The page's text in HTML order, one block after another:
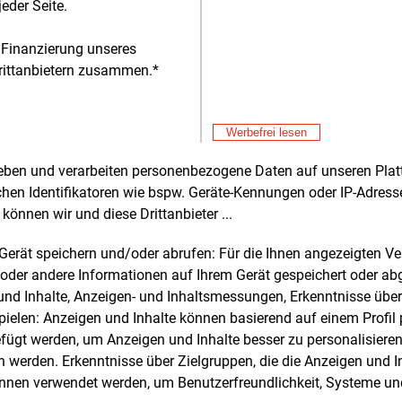
Seite.
unseres
zusammen.*
Werbefrei lesen
und verarbeiten personenbezogene Daten auf unseren
Identifikatoren wie bspw. Geräte-Kennungen oder IP-
wir und diese Drittanbieter ...
speichern und/oder abrufen: Für die Ihnen angezeigten
andere Informationen auf Ihrem Gerät gespeichert oder
Inhalte, Anzeigen- und Inhaltsmessungen, Erkenntnisse
Anzeigen und Inhalte können basierend auf einem Profil
werden, um Anzeigen und Inhalte besser zu
werden. Erkenntnisse über Zielgruppen, die die Anzeigen und
verwendet werden, um Benutzerfreundlichkeit, Systeme
Eine Behörde müsse aber darauf
Und das könne eben dauern.
es um 8.000 Tonnen SF6 jährlich, 5.000
stammen aus China, Solvay mit
in Belgien sei der einzige Produzent
und zur Diskussion stehen 30
aber sie müssten so niedrig wie
gehalten werden.
warnte der Wissenschaftler vor
wie einer Betriebsschließung.
das SF6 aus China importiert
– bei einer mit hoher
E&M
E&M
E&M
E&M